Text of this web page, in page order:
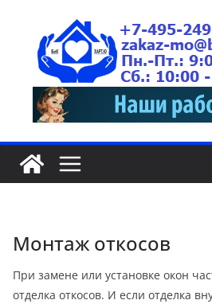
Монтаж откосов
При замене или установке окон
отделка откосов. И если отделка